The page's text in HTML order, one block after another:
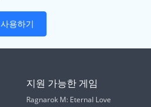
사용하기
지원 가능한 게임
Ragnarok M: Eternal Love